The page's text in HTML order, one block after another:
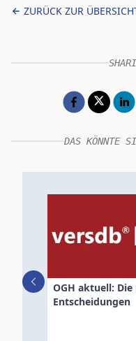
ZURÜCK ZUR
DAS KÖNNTE
OGH aktuell:
Entscheidungen